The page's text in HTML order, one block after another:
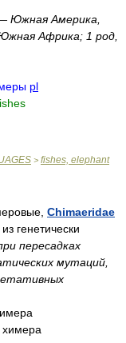
Южная Америка,
Африка; 1 род,
pl
> fishes, elephant
Chimaeridae
генетически
пересадках
мутаций,